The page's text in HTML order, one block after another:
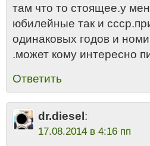
там что то стоящее.у
юбилейные так и
одинаковых годов и
.может кому интересно
Ответить
dr.diesel :
17.08.2014 в 4:16 пп